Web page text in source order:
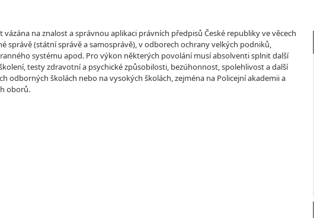
na znalost a správnou aplikaci právních předpisů České republiky ve věcech
správě (státní správě a samosprávě), v odborech ochrany velkých podniků,
systému apod. Pro výkon některých povolání musí absolventi splnit další
testy zdravotní a psychické způsobilosti, bezúhonnost, spolehlivost a další
odborných školách nebo na vysokých školách, zejména na Policejní akademii a
oborů.